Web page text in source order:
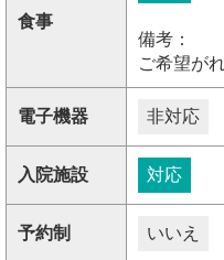
食事
備考：
ご希望が
電子機器 非対応
入院施設 対応
予約制 いいえ